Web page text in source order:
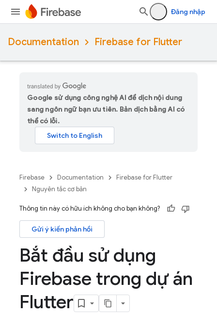
Đăng nhập
Documentation Firebase for Flutter
Google sử dụng công nghệ AI để dịch nội dung
sang ngôn ngữ bạn ưu tiên. Bản dịch bằng AI có
thể có lỗi.
Firebase Documentation
Firebase for Flutter
Nguyên tắc cơ bản
Thông tin này có hữu ích không cho bạn không?
Gửi ý kiến phản hồi
Bắt đầu sử dụng
Firebase trong dự án
Flutter